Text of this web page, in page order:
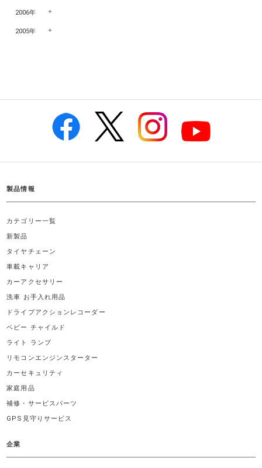
2006年
2005年
製品情報
カテゴリー一覧
新製品
タイヤチェーン
車載キャリア
カーアクセサリー
洗車 お手入れ用品
ドライブアクションレコーダー
ベビー チャイルド
ライト ランプ
リモコンエンジンスターター
カーセキュリティ
家庭用品
補修・サービスパーツ
GPS見守りサービス
企業